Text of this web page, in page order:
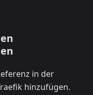
in der
hinzufügen.